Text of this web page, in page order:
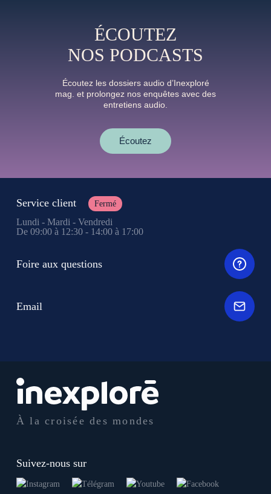
ÉCOUTEZ
NOS PODCASTS
Écoutez les dossiers audio d’Inexploré
mag. et prolongez nos enquêtes avec des
entretiens audio.
Écoutez
À la croisée des mondes
Suivez-nous sur
Service client Fermé
Lundi - Mardi - Vendredi
De 09:00 à 12:30 - 14:00 à 17:00
Foire aux questions
Email